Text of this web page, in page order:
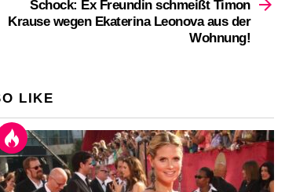
Schock: Ex Freundin schmeißt Timon
Krause wegen Ekaterina Leonova aus der
Wohnung!
LIKE